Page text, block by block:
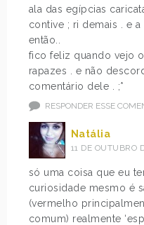
ala das egípcias
contive ; ri demais . e a
então..
fico feliz quando vejo
rapazes . e não
comentário dele . ;*
RESPONDER ESSE
Natália
11 DE OUTUBRO
só uma coisa que eu
curiosidade mesmo é
(vermelho
comum) realmente